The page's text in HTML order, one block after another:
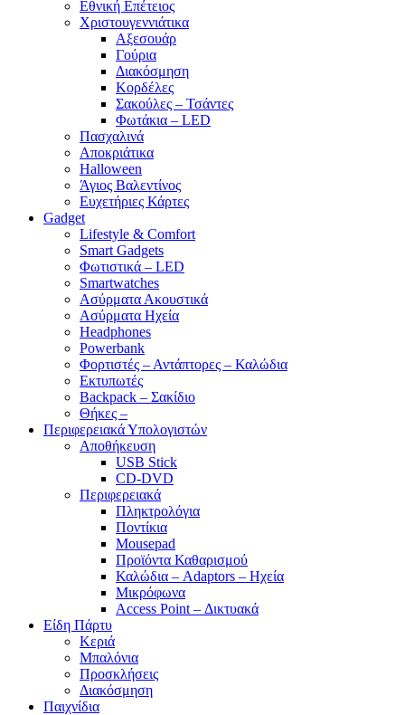
Εθνική Επέτειος
Χριστουγεννιάτικα
Αξεσουάρ
Γούρια
Διακόσμηση
Κορδέλες
Σακούλες – Τσάντες
Φωτάκια – LED
Πασχαλινά
Αποκριάτικα
Halloween
Άγιος Βαλεντίνος
Ευχετήριες Κάρτες
Gadget
Lifestyle & Comfort
Smart Gadgets
Φωτιστικά – LED
Smartwatches
Ασύρματα Ακουστικά
Ασύρματα Ηχεία
Headphones
Powerbank
Φορτιστές – Αντάπτορες – Καλώδια
Εκτυπωτές
Backpack – Σακίδιο
Θήκες –
Περιφερειακά Υπολογιστών
Αποθήκευση
USB Stick
CD-DVD
Περιφερειακά
Πληκτρολόγια
Ποντίκια
Mousepad
Προϊόντα Καθαρισμού
Καλώδια – Adaptors – Ηχεία
Μικρόφωνα
Access Point – Δικτυακά
Είδη Πάρτυ
Κεριά
Μπαλόνια
Προσκλήσεις
Διακόσμηση
Παιχνίδια